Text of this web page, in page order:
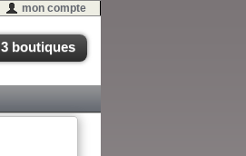
mon compte
3 boutiques